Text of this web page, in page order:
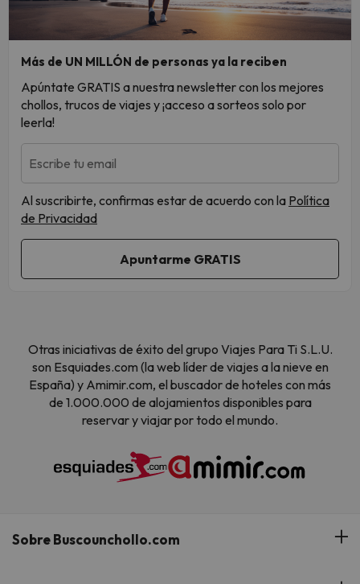
Más de UN MILLÓN de personas ya la reciben
Apúntate GRATIS a nuestra newsletter con los mejores
chollos, trucos de viajes y ¡acceso a sorteos solo por
leerla!
Escribe tu email
Al suscribirte, confirmas estar de acuerdo con la Política
de Privacidad
Otras iniciativas de éxito del grupo Viajes Para Ti S.L.U.
son Esquiades.com (la web líder de viajes a la nieve en
España) y Amimir.com, el buscador de hoteles con más
de 1.000.000 de alojamientos disponibles para
reservar y viajar por todo el mundo.
Sobre Buscounchollo.com